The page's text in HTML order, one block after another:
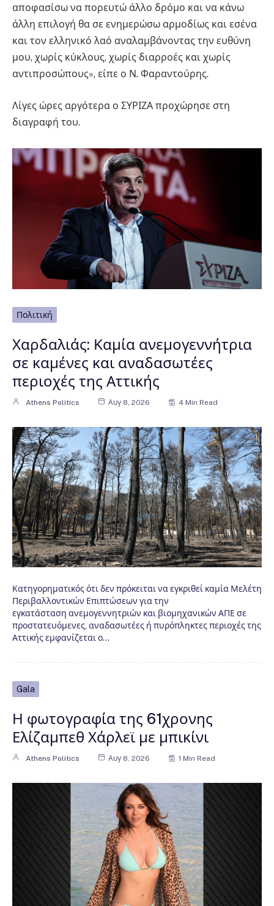
αποφασίσω να πορευτώ άλλο δρόμο και να κάνω
άλλη επιλογή θα σε ενημερώσω αρμοδίως και εσένα
και τον ελληνικό λαό αναλαμβάνοντας την ευθύνη
μου, χωρίς κύκλους, χωρίς διαρροές και χωρίς
αντιπροσώπους», είπε ο Ν. Φαραντούρης.
Λίγες ώρες αργότερα ο ΣΥΡΙΖΑ προχώρησε στη
διαγραφή του.
Πολιτική
Χαρδαλιάς: Καμία ανεμογεννήτρια
σε καμένες και αναδασωτέες
περιοχές της Αττικής
Athens Politics Αυγ 8, 2026 4 Min Read
Κατηγορηματικός ότι δεν πρόκειται να εγκριθεί καμία Μελέτη
Περιβαλλοντικών Επιπτώσεων για την
εγκατάσταση ανεμογεννητριών και βιομηχανικών ΑΠΕ σε
προστατευόμενες, αναδασωτέες ή πυρόπληκτες περιοχές της
Αττικής εμφανίζεται ο…
Gala
Η φωτογραφία της 61χρονης
Ελίζαμπεθ Χάρλεϊ με μπικίνι
Athens Politics Αυγ 8, 2026 1 Min Read